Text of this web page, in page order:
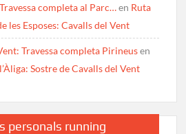
completa al Parc…en Ruta
les Esposes: Cavalls del Vent
Travessa completa Pirineusen
Sostre de Cavalls del Vent
personals running